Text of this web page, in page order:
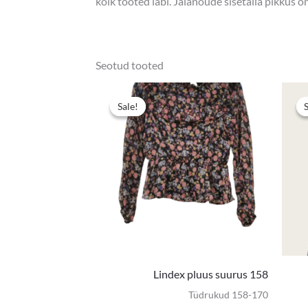
Seotud tooted
Sale!
Sale!
Lindex pluus suurus 158
Tüdrukud 158-170
Algne
hind
oli:
3,00 €.